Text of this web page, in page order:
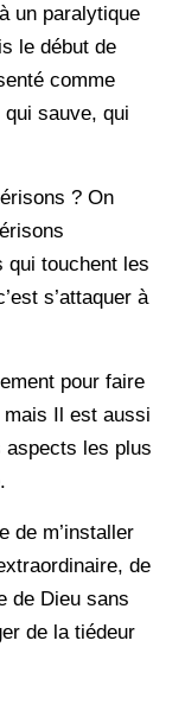
un paralytique
le début de
comme
sauve, qui
? On
qui touchent les
s’attaquer à
pour faire
Il est aussi
aspects les plus
de m’installer
de
de Dieu sans
de la tiédeur